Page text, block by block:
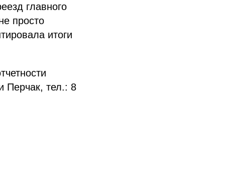
главного
просто
итоги
Перчак, тел.: 8